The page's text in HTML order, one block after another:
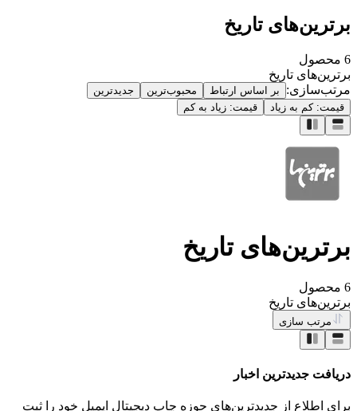
برترین‌های تاریخ
6 محصول
برترین‌های تاریخ
مرتب‌سازی:
بر اساس ارتباط محبوب‌ترین
جدیدترین
قیمت: کم به زیاد
قیمت: زیاد به کم
برترین‌های تاریخ
6 محصول
برترین‌های تاریخ
مرتب سازی
دریافت جدیدترین‌ اخبار
برای اطلاع از جدیدترین‌های حوزه چاپ دیجیتال ایمیل خود را ثبت